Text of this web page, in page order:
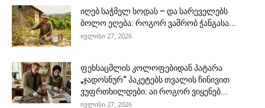
იღებ საჭმელ სოდას – და სარეველებს
ბოლო ეღება: როგორ ვაშრობ ჭანგასა...
ივლისი 27, 2026
ფეხსაცმლის კოლოფებიდან პატარა
„ჯადოსნურ“ პაკეტებს თვალის ჩინივით
ვუფრთხილდები: აი როგორ ვიყენებ...
ივლისი 27, 2026